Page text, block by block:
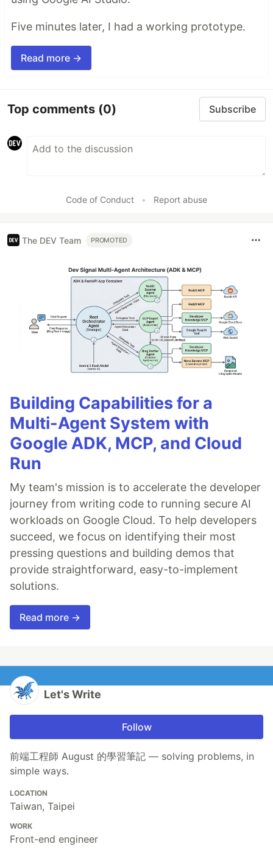
Five minutes later, I had a working prototype.
Read more →
Top comments (0) Subscribe
Code of Conduct • Report abuse
The DEV Team PROMOTED
Building Capabilities for a
Multi-Agent System with
Google ADK, MCP, and Cloud
Run
My team's mission is to accelerate the developer
journey from writing code to running secure AI
workloads on Google Cloud. To help developers
succeed, we focus on identifying their most
pressing questions and building demos that
provide straightforward, easy-to-implement
solutions.
Read more →
Let's Write
Follow
前端工程師 August 的學習筆記 — solving problems, in
simple ways.
LOCATION
Taiwan, Taipei
WORK
Front-end engineer